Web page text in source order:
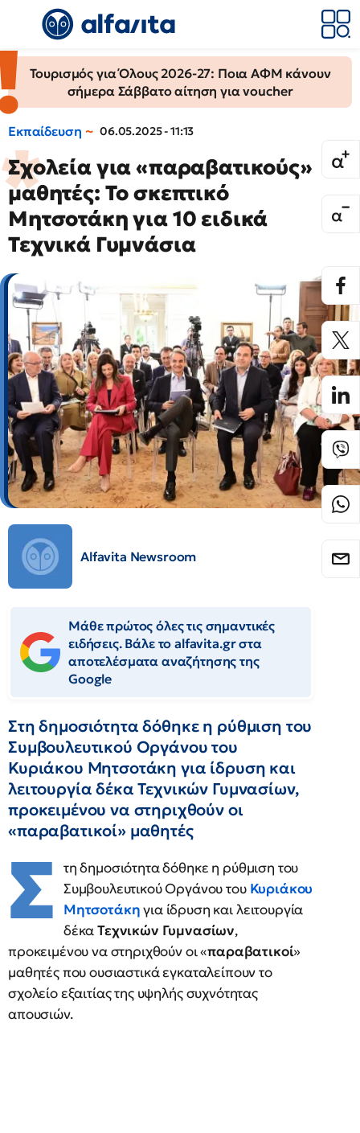
Τουρισμός για Όλους 2026-27: Ποια ΑΦΜ κάνουν
σήμερα Σάββατο αίτηση για voucher
Εκπαίδευση 06.05.2025 - 11:13
Σχολεία για «παραβατικούς»
μαθητές: Το σκεπτικό
Μητσοτάκη για 10 ειδικά
Τεχνικά Γυμνάσια
Alfavita Newsroom
Μάθε πρώτος όλες τις σημαντικές
ειδήσεις. Βάλε το alfavita.gr στα
αποτελέσματα αναζήτησης της
Google
Στη δημοσιότητα δόθηκε η ρύθμιση του
Συμβουλευτικού Οργάνου του
Κυριάκου Μητσοτάκη για ίδρυση και
λειτουργία δέκα Τεχνικών Γυμνασίων,
προκειμένου να στηριχθούν οι
«παραβατικοί» μαθητές
Σ τη δημοσιότητα δόθηκε η ρύθμιση του
Συμβουλευτικού Οργάνου του Κυριάκου
Μητσοτάκηγια ίδρυση και λειτουργία
δέκαΤεχνικών Γυμνασίων,
προκειμένου να στηριχθούν οι «παραβατικοί»
μαθητές που ουσιαστικά εγκαταλείπουν το
σχολείο εξαιτίας της υψηλής συχνότητας
απουσιών.